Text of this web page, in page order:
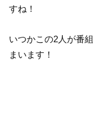
すね！
いつかこの2人が番
まいます！